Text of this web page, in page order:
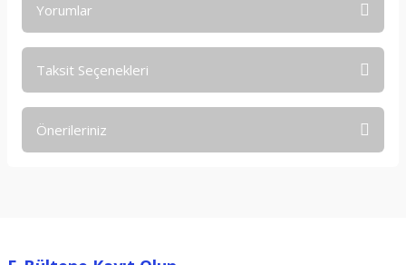
Yorumlar
Taksit Seçenekleri
Önerileriniz